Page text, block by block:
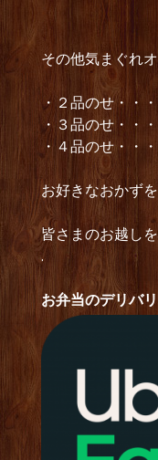
その他気まぐれ
・２品のせ・・
・３品のせ・・
・４品のせ・・
お好きなおかず
皆さまのお越し
.
お弁当のデリバ